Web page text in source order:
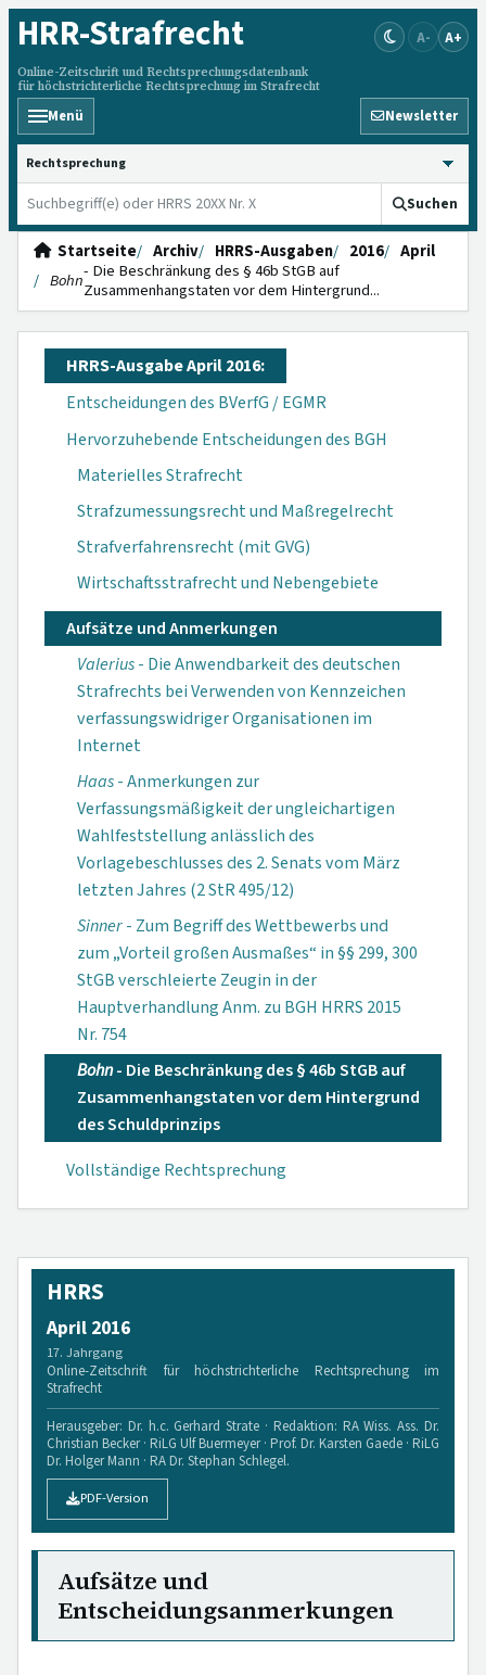
HRR-Strafrecht
Online-Zeitschrift und Rechtsprechungsdatenbank
für höchstrichterliche Rechtsprechung im Strafrecht
A- A+
Menü Newsletter
HRRS durchsuchen
Suchen
Startseite Archiv HRRS-Ausgaben 2016
April
Bohn- Die Beschränkung des § 46b StGB auf
Zusammenhangstaten vor dem Hintergrund...
HRRS-Ausgabe April 2016:
Entscheidungen des BVerfG / EGMR
Hervorzuhebende Entscheidungen des BGH
Materielles Strafrecht
Strafzumessungsrecht und Maßregelrecht
Strafverfahrensrecht (mit GVG)
Wirtschaftsstrafrecht und Nebengebiete
Aufsätze und Anmerkungen
Valerius- Die Anwendbarkeit des deutschen
Strafrechts bei Verwenden von Kennzeichen
verfassungswidriger Organisationen im
Internet
Haas- Anmerkungen zur
Verfassungsmäßigkeit der ungleichartigen
Wahlfeststellung anlässlich des
Vorlagebeschlusses des 2. Senats vom März
letzten Jahres (2 StR 495/12)
Sinner- Zum Begriff des Wettbewerbs und
zum „Vorteil großen Ausmaßes“ in §§ 299, 300
StGB verschleierte Zeugin in der
Hauptverhandlung Anm. zu BGH HRRS 2015
Nr. 754
Bohn- Die Beschränkung des § 46b StGB auf
Zusammenhangstaten vor dem Hintergrund
des Schuldprinzips
Vollständige Rechtsprechung
HRRS
April 2016
17. Jahrgang
Online-Zeitschrift für höchstrichterliche Rechtsprechung im
Strafrecht
Herausgeber: Dr. h.c. Gerhard Strate · Redaktion: RA Wiss. Ass. Dr.
Christian Becker · RiLG Ulf Buermeyer · Prof. Dr. Karsten Gaede · RiLG
Dr. Holger Mann · RA Dr. Stephan Schlegel.
PDF-Version
Aufsätze und
Entscheidungsanmerkungen